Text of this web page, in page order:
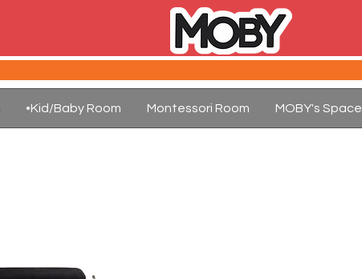
•Kid/Baby Room Montessori Room MOBY's Space